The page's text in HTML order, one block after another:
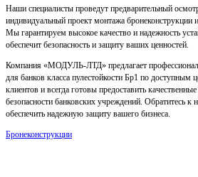
Наши специалисты проведут предварительный
индивидуальный проект монтажа бронеконструкции
Мы гарантируем высокое качество и надежность
обеспечит безопасность и защиту ваших ценностей.
Компания «МОДУЛЬ-ЛТД» предлагает
для банков класса пулестойкости Бр1 по
клиентов и всегда готовы предоставить
безопасности банковских учреждений. Обратитесь
обеспечить надежную защиту вашего бизнеса.
Бронеконструкции